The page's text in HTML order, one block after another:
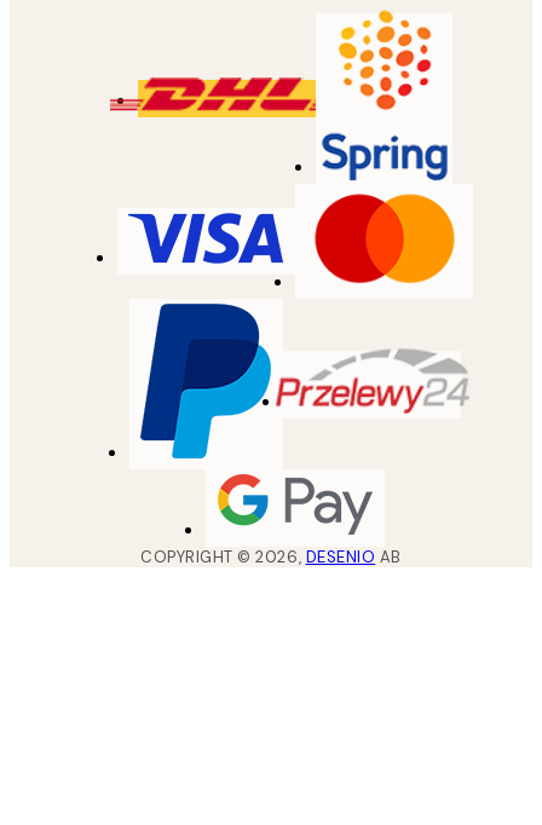
COPYRIGHT ©2026, DESENIO AB